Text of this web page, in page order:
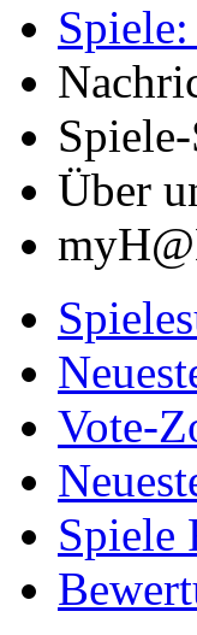
Über
Vote-
Spiele